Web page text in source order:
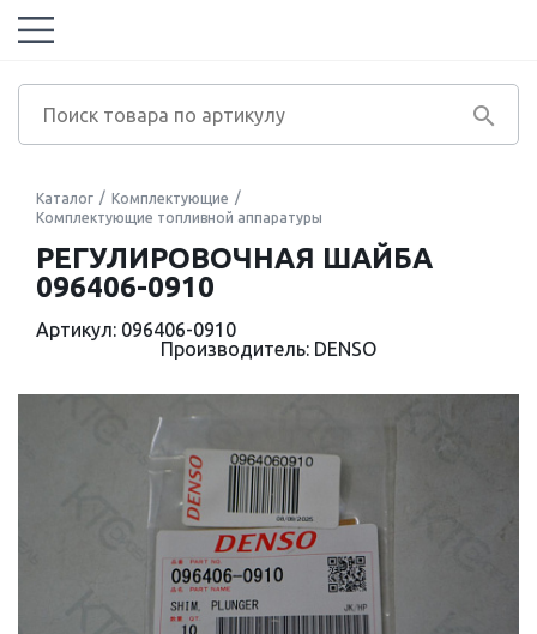
Каталог
Комплектующие
Комплектующие топливной аппаратуры
РЕГУЛИРОВОЧНАЯ ШАЙБА
096406-0910
Артикул: 096406-0910
Производитель: DENSO